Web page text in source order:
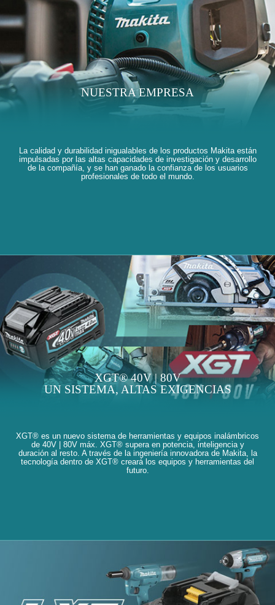
NUESTRA EMPRESA
La calidad y durabilidad inigualables de los productos Makita están
impulsadas por las altas capacidades de investigación y desarrollo
de la compañía, y se han ganado la confianza de los usuarios
profesionales de todo el mundo.
XGT® 40V | 80V
UN SISTEMA, ALTAS EXIGENCIAS
XGT® es un nuevo sistema de herramientas y equipos inalámbricos
de 40V | 80V máx. XGT® supera en potencia, inteligencia y
duración al resto. A través de la ingeniería innovadora de Makita, la
tecnología dentro de XGT® creará los equipos y herramientas del
futuro.